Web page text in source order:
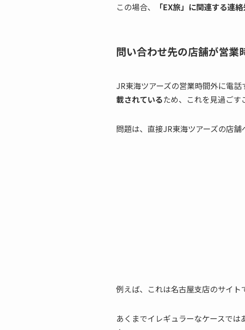
この場合、 「EX旅」に関連する連
問い合わせ先の店舗が営業
JR東海ツアーズの営業時間外に電
載されているため、これを見過ごす
問題は、直接JR東海ツアーズの店舗
例えば、これは名古屋支店のサイト
あくまでイレギュラーなケースで